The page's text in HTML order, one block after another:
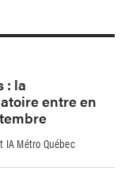
: la
entre en
IA Métro Québec